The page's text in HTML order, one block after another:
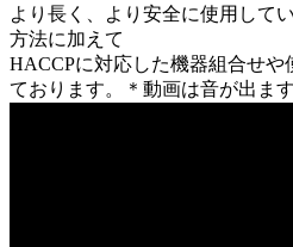
より長く、より安全に使用して
方法に加えて
HACCPに対応した機器組合せや
ております。＊動画は音が出ます